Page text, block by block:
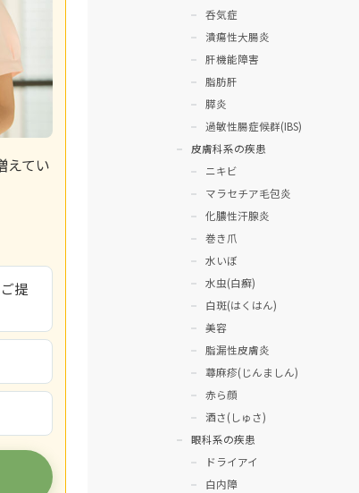
えてい
提
呑気症
潰瘍性大腸炎
肝機能障害
脂肪肝
膵炎
過敏性腸症候群(IBS)
皮膚科系の疾患
ニキビ
マラセチア毛包炎
化膿性汗腺炎
巻き爪
水いぼ
水虫(白癬)
白斑(はくはん)
美容
脂漏性皮膚炎
蕁麻疹(じんましん)
赤ら顔
酒さ(しゅさ)
眼科系の疾患
ドライアイ
白内障